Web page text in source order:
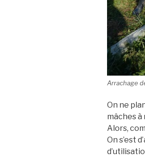
Arrachage
On ne
mâches
Alors,
On s’est